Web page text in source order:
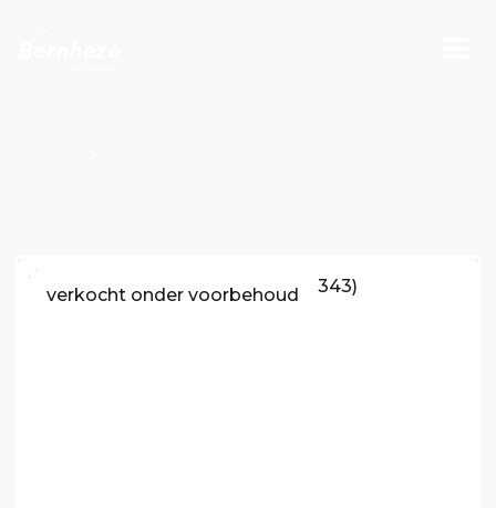
verkocht onder voorbehoud